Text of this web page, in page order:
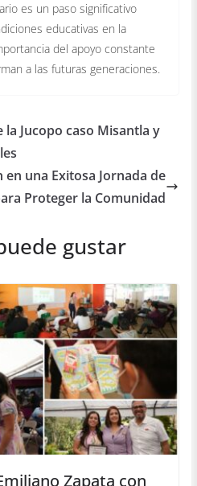
es un paso significativo
educativas en la
del apoyo constante
a las futuras generaciones.
Jucopo caso Misantla y
en una Exitosa Jornada de
Proteger la Comunidad
gustar
Zapata con